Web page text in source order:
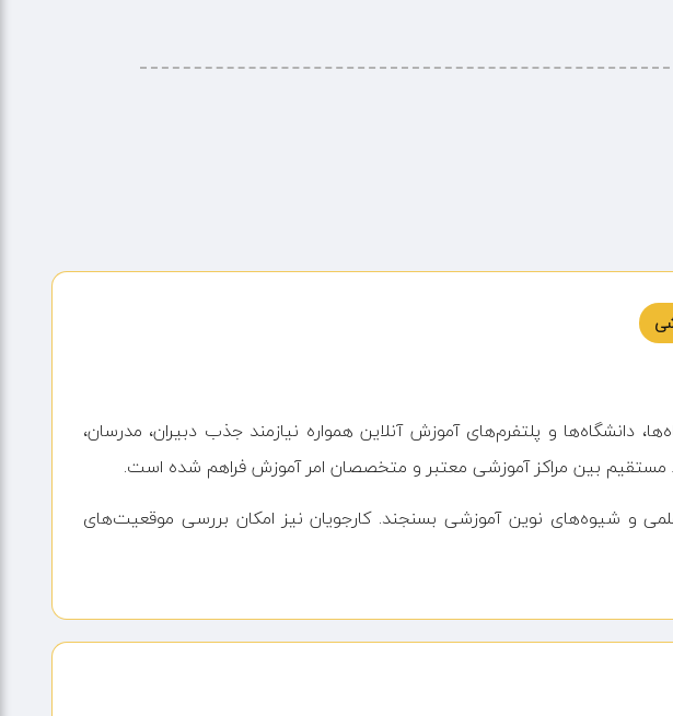
و پلتفرم‌های آموزش آنلاین همواره نیازمند جذب دبیران، مدرسان،
مستقیم بین مراکز آموزشی معتبر و متخصصان امر آموزش فراهم شده است.
و شیوه‌های نوین آموزشی بسنجند. کارجویان نیز امکان بررسی موقعیت‌های